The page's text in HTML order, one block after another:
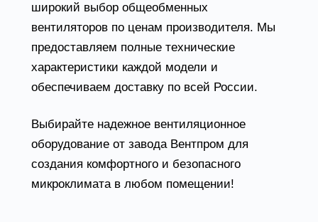
широкий выбор общеобменных
вентиляторов по ценам производителя. Мы
предоставляем полные технические
характеристики каждой модели и
обеспечиваем доставку по всей России.
Выбирайте надежное вентиляционное
оборудование от завода Вентпром для
создания комфортного и безопасного
микроклимата в любом помещении!